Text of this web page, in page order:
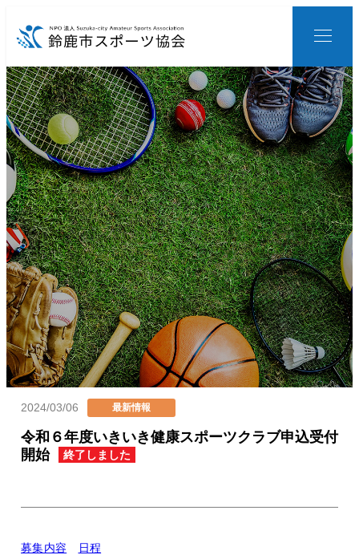
コ
ン
テ
ン
ツ
へ
移
動
令和６年度いきいき健康スポーツクラブ申込受付
開始
終了しました
投稿日
2024/03/06 カテゴリー
最新情報
募集内容
日程